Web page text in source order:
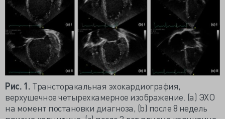
Рис. 1. Трансторакальная эхокардиография,
верхушечное четырехкамерное изображение. (а) ЭХО
на момент постановки диагноза, (b) после 8 недель